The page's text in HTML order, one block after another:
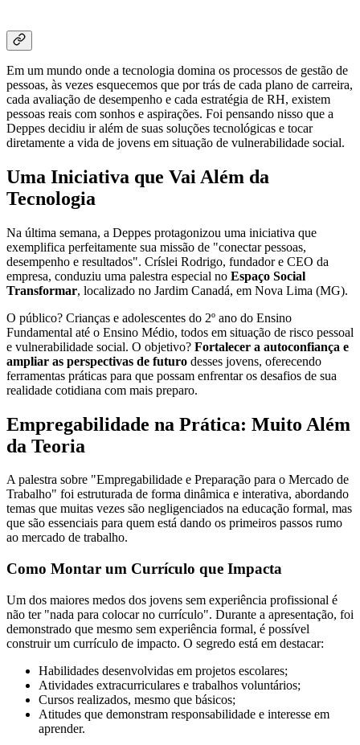
Em um mundo onde a tecnologia domina os processos de gestão de
pessoas, às vezes esquecemos que por trás de cada plano de carreira,
cada avaliação de desempenho e cada estratégia de RH, existem
pessoas reais com sonhos e aspirações. Foi pensando nisso que a
Deppes decidiu ir além de suas soluções tecnológicas e tocar
diretamente a vida de jovens em situação de vulnerabilidade social.
Uma Iniciativa que Vai Além da
Tecnologia
Na última semana, a Deppes protagonizou uma iniciativa que
exemplifica perfeitamente sua missão de "conectar pessoas,
desempenho e resultados". Críslei Rodrigo, fundador e CEO da
empresa, conduziu uma palestra especial no Espaço Social
Transformar, localizado no Jardim Canadá, em Nova Lima (MG).
O público? Crianças e adolescentes do 2º ano do Ensino
Fundamental até o Ensino Médio, todos em situação de risco pessoal
e vulnerabilidade social. O objetivo? Fortalecer a autoconfiança e
ampliar as perspectivas de futuro desses jovens, oferecendo
ferramentas práticas para que possam enfrentar os desafios de sua
realidade cotidiana com mais preparo.
Empregabilidade na Prática: Muito Além
da Teoria
A palestra sobre "Empregabilidade e Preparação para o Mercado de
Trabalho" foi estruturada de forma dinâmica e interativa, abordando
temas que muitas vezes são negligenciados na educação formal, mas
que são essenciais para quem está dando os primeiros passos rumo
ao mercado de trabalho.
Como Montar um Currículo que Impacta
Um dos maiores medos dos jovens sem experiência profissional é
não ter "nada para colocar no currículo". Durante a apresentação, foi
demonstrado que mesmo sem experiência formal, é possível
construir um currículo de impacto. O segredo está em destacar:
Habilidades desenvolvidas em projetos escolares;
Atividades extracurriculares e trabalhos voluntários;
Cursos realizados, mesmo que básicos;
Atitudes que demonstram responsabilidade e interesse em
aprender.